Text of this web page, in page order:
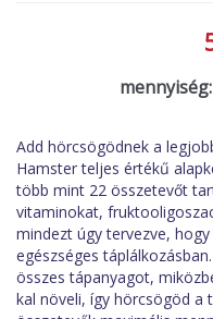
mennyiség:
Add hörcsögödnek a
Hamster teljes értékű
több mint 22 összetevőt
vitaminokat,
mindezt úgy tervezve,
egészséges
összes tápanyagot,
kal növeli, így hörcsögöd a